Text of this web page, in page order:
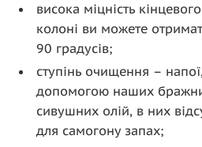
висока міцність
колоні ви можете
90 градусів;
ступінь очищення –
допомогою наших
сивушних олій, в них
для самогону запах;